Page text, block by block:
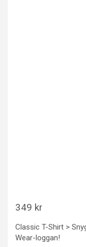
349 kr
Classic T-Shirt >
Wear-loggan!